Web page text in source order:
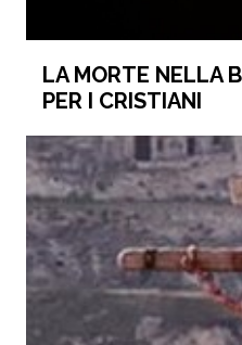
LA MORTE NELLA
PER I CRISTIANI